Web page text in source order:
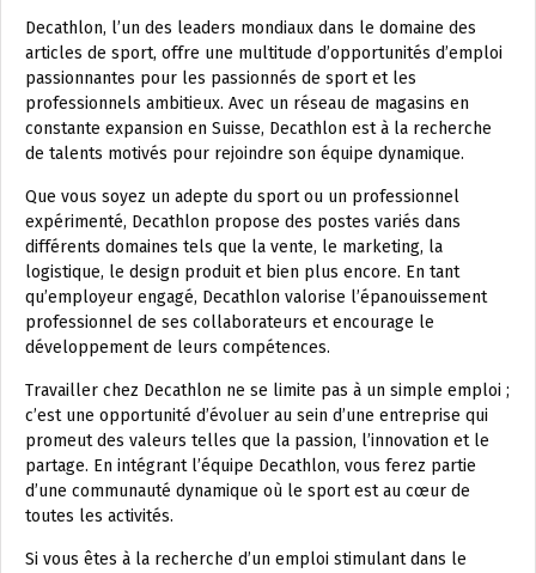
Decathlon, l’un des leaders mondiaux dans le domaine des
articles de sport, offre une multitude d’opportunités d’emploi
passionnantes pour les passionnés de sport et les
professionnels ambitieux. Avec un réseau de magasins en
constante expansion en Suisse, Decathlon est à la recherche
de talents motivés pour rejoindre son équipe dynamique.
Que vous soyez un adepte du sport ou un professionnel
expérimenté, Decathlon propose des postes variés dans
différents domaines tels que la vente, le marketing, la
logistique, le design produit et bien plus encore. En tant
qu’employeur engagé, Decathlon valorise l’épanouissement
professionnel de ses collaborateurs et encourage le
développement de leurs compétences.
Travailler chez Decathlon ne se limite pas à un simple emploi ;
c’est une opportunité d’évoluer au sein d’une entreprise qui
promeut des valeurs telles que la passion, l’innovation et le
partage. En intégrant l’équipe Decathlon, vous ferez partie
d’une communauté dynamique où le sport est au cœur de
toutes les activités.
Si vous êtes à la recherche d’un emploi stimulant dans le